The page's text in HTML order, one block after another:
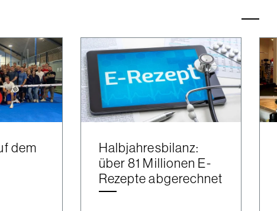
dem
Halbjahresbilanz:
über 81 Millionen E-
Rezepte abgerechnet